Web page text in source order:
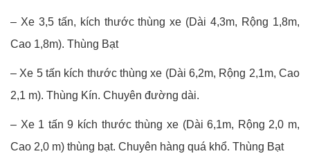
– Xe 3,5 tấn, kích thước thùng xe (Dài 4,3m, Rộng 1,8m,
Cao 1,8m). Thùng Bạt
– Xe 5 tấn kích thước thùng xe (Dài 6,2m, Rộng 2,1m, Cao
2,1 m). Thùng Kín. Chuyên đường dài.
– Xe 1 tấn 9 kích thước thùng xe (Dài 6,1m, Rộng 2,0 m,
Cao 2,0 m) thùng bạt. Chuyên hàng quá khổ. Thùng Bạt